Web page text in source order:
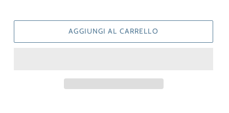
AGGIUNGI AL CARRELLO